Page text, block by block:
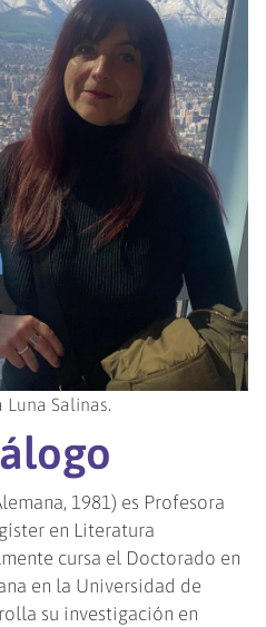
Salinas.
1981) es Profesora
en Literatura
cursa el Doctorado en
en la Universidad de
su investigación en